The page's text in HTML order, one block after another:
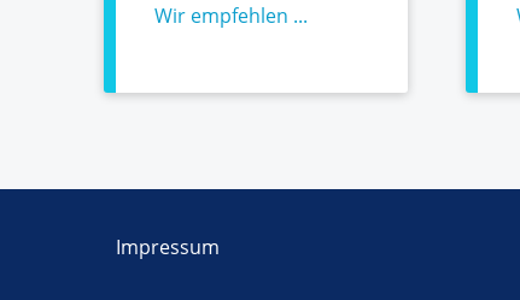
Wir empfehlen ...
Impressum